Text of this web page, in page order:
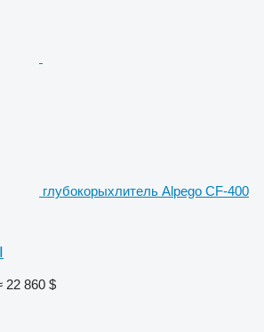
глубокорыхлитель Alpego CF-400
22 860 $